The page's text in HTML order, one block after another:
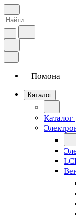
Помона
Каталог
Каталог